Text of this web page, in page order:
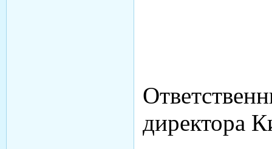
директора